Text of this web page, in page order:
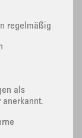
regelmäßig
als